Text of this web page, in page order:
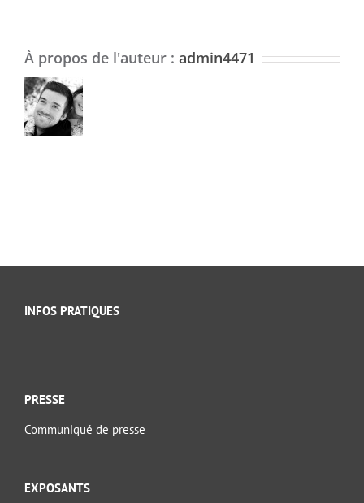
À propos de l'auteur : admin4471
INFOS PRATIQUES
PRESSE
Communiqué de presse
EXPOSANTS